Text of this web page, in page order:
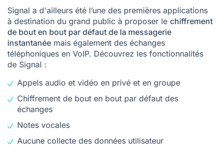
Signal a d'ailleurs été l’une des premières applications
à destination du grand public à proposer le chiffrement
de bout en bout par défaut de la messagerie
instantanée mais également des échanges
téléphoniques en VoIP. Découvrez les fonctionnalités
de Signal :
Appels audio et vidéo en privé et en groupe
Chiffrement de bout en bout par défaut des
échanges
Notes vocales
Aucune collecte des données utilisateur